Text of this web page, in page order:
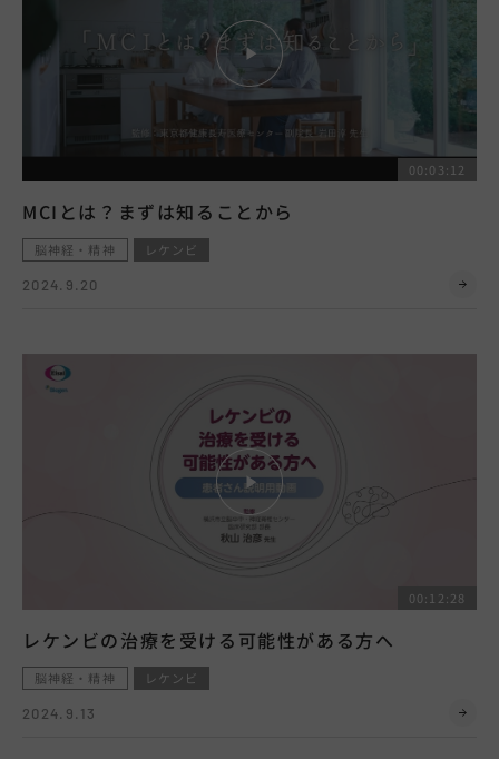
00:03:12
MCIとは？まずは知ることから
脳神経・精神
レケンビ
2024.9.20
00:12:28
レケンビの治療を受ける可能性がある方へ
脳神経・精神
レケンビ
2024.9.13